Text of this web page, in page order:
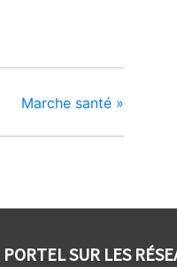
Marche santé »
SUR LES